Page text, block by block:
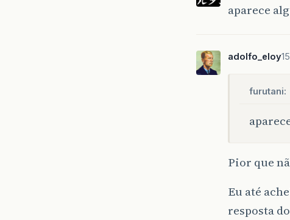
aparece
adolfo_eloy
furutani:
Pior que
Eu até
resposta